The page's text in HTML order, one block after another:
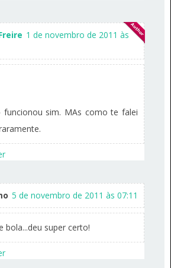
1 de novembro de 2011 às
funcionou sim. MAs como te falei
5 de novembro de 2011 às 07:11
bola...deu super certo!